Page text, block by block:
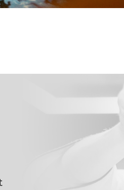
Donec vitae
scelerisque